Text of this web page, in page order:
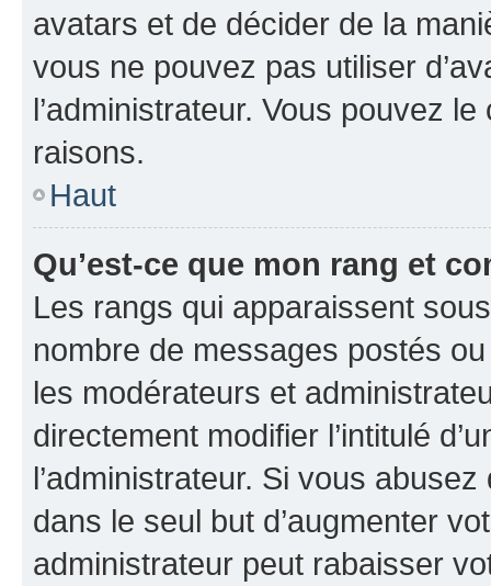
avatars et de décider de la
vous ne pouvez pas utiliser
l’administrateur. Vous pouvez
raisons.
Haut
Qu’est-ce que mon rang et
Les rangs qui apparaissent
nombre de messages postés
les modérateurs et
directement modifier l’intitulé
l’administrateur. Si vous
dans le seul but d’augmenter
administrateur peut rabaisser